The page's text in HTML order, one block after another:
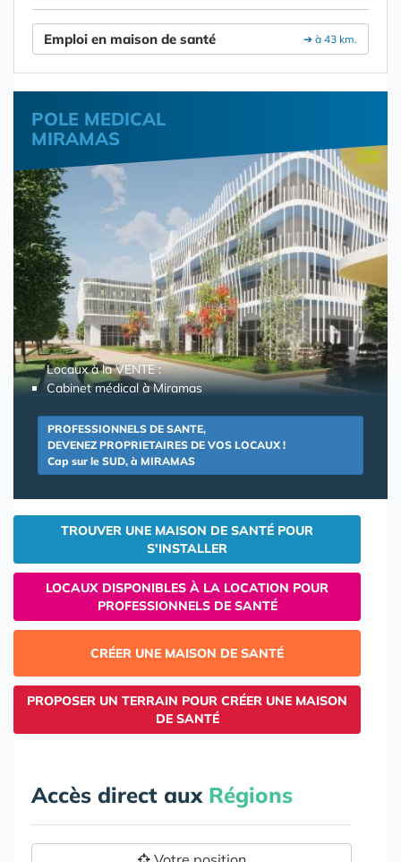
➔ à 43 km.
Emploi en maison de santé
POLE MEDICAL
MIRAMAS
Locaux à la VENTE :
Cabinet médical à Miramas
PROFESSIONNELS DE SANTE,
DEVENEZ PROPRIETAIRES DE VOS LOCAUX !
Cap sur le SUD, à MIRAMAS
TROUVER UNE MAISON DE SANTÉ POUR
S'INSTALLER
LOCAUX DISPONIBLES À LA LOCATION POUR
PROFESSIONNELS DE SANTÉ
CRÉER UNE MAISON DE SANTÉ
PROPOSER UN TERRAIN POUR CRÉER UNE MAISON
DE SANTÉ
Accès direct aux Régions